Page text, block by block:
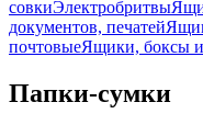
совкиЭлектробритвы
документов, печатей
почтовыеЯщики, боксы
Папки-сумки